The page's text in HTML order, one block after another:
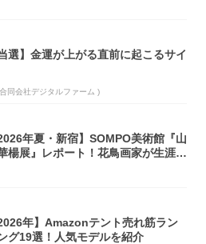
当選】金運が上がる直前に起こるサイ
同会社デジタルファーム )
2026年夏・新宿】SOMPO美術館『山
楊展』レポート！花鳥画家が生涯描
2026年】Amazonテント売れ筋ラン
グ19選！人気モデルを紹介